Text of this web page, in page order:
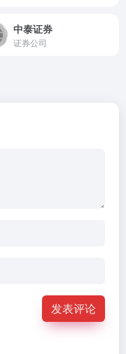
中泰证券
证券公司
发表评论